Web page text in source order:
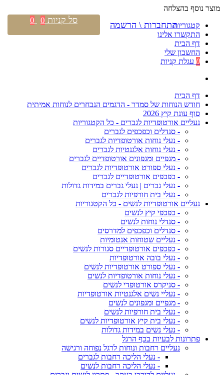
מוצר נוסף בהצלחה
קטגוריות
התקשרו אלינו
דף הבית
החשבון שלי
0 עגלת קניות
דף הבית
חודש הנוחות של סמדר - הדגמים הנבחרים לנוחות אמיתית
סוף עונת קיץ 2026
נעליים אורטופדיות לגברים - כל הקטגוריות
- סנדלים וכפכפים לגברים
- נעלי נוחות אורטופדיות לגברים
- נעלי נוחות אלגנטיות לגברים
- מגפיים ומגפונים אורטופדיים לגברים
- נעלי ספורט אורטופדיות לגברים
- כפכפים אורטופדיים לגברים
- נעלי גברים | נעלי גברים במידות גדולות
- נעלי בית חורפיות לגברים
נעליים אורטופדיות לנשים - כל הקטגוריות
- כפכפי קיץ לנשים
- סנדלי נוחות לנשים
- סנדלים וכפכפים למדרסים
- נעליים שטוחות אנטומיות
- כפכפים אורטופדיים סגורות לנשים
- נעלי בובה אורטופדיות
- נעלי ספורט אורטופדיות לנשים
- נעלי נוחות אורטופדיות לנשים
- סניקרס אורטופדי לנשים
- נעליי נשים אלגנטיות אורטופדיות
- מגפיים ומגפונים לנשים
- נעלי בית חורפיות לנשים
- נעלי בית קיץ אורטופדיות לנשים
- נעלי נשים במידות גדולות
פתרונות לבעיות בכף הרגל
נעליים רחבות ונוחות לרגל נפוחה ורגישה
- נעלי הליכה רחבות לגברים
- נעלי הליכה רחבות לנשים
התחברות \ הרשמה סל קניות 0
0